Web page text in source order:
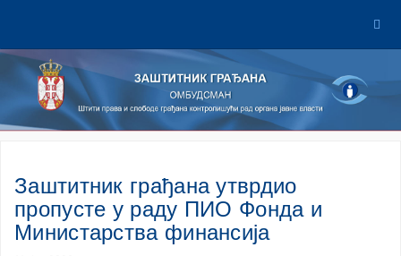
Заштитник грађана утврдио
пропусте у раду ПИО Фонда и
Министарства финансија